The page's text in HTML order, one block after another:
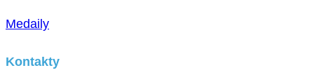
Medaily
Kontakty